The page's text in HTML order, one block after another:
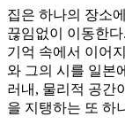
집은 하나의 장소
끊임없이 이동한
기억 속에서 이어
와 그의 시를 일본
러내, 물리적 공간
을 지탱하는 또 하